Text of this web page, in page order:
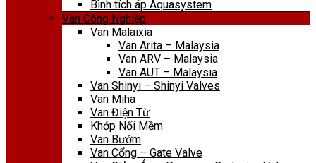
Bình tích áp Aquasystem
Van Công Nghiệp
Van Malaixia
Van Arita – Malaysia
Van ARV – Malaysia
Van AUT – Malaysia
Van Shinyi – Shinyi Valves
Van Miha
Van Điện Từ
Khớp Nối Mềm
Van Bướm
Van Cổng – Gate Valve